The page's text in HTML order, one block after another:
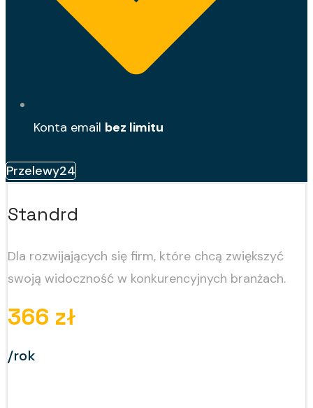
Konta email bez limitu
Przelewy24
Standrd
Dla rozwijających się firm, które chcą zwiększyć
swoją widoczność w konkurencyjnych branżach.
366 zł
/rok